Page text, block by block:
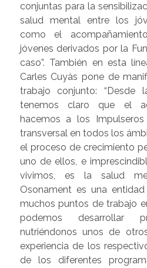
conjuntas para la
salud mental entre los
como el
jóvenes derivados por la
caso”. También en esta
Carles Cuyàs pone de
trabajo conjunto: “Desde
tenemos claro que el
hacemos a los
transversal en todos los
el proceso de crecimiento
uno de ellos, e
vivimos, es la salud
Osonament es una
muchos puntos de trabajo
podemos desarrollar
nutriéndonos unos de
experiencia de los
de los diferentes